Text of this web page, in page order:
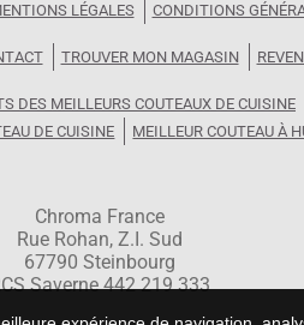
LÉGALES CONDITIONS
TROUVER MON MAGASIN
DES MEILLEURS COUTEAUX DE CUISINE
DE CUISINE MEILLEUR COUTEAU À
Chroma France
Rue Rohan, Z.I. Sud
67790 Steinbourg
Saverne 442 219 333